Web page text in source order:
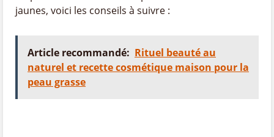
jaunes, voici les conseils à suivre :
Article recommandé: Rituel beauté au
naturel et recette cosmétique maison pour la
peau grasse